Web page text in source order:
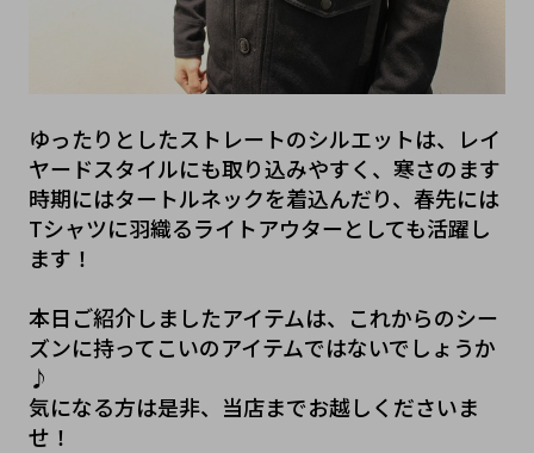
ゆったりとしたストレートのシルエットは、レイ
ヤードスタイルにも取り込みやすく、寒さのます
時期にはタートルネックを着込んだり、春先には
Tシャツに羽織るライトアウターとしても活躍し
ます！
本日ご紹介しましたアイテムは、これからのシー
ズンに持ってこいのアイテムではないでしょうか
♪
気になる方は是非、当店までお越しくださいま
せ！